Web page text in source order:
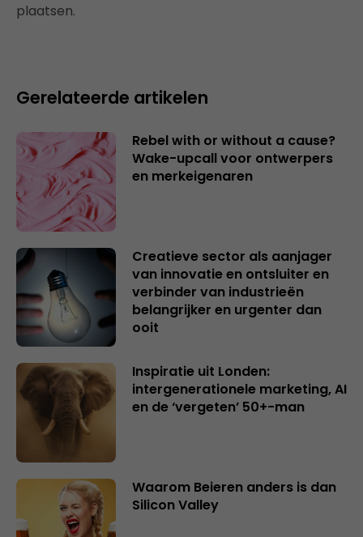
plaatsen.
Gerelateerde artikelen
Rebel with or without a cause?
Wake-upcall voor ontwerpers
en merkeigenaren
Creatieve sector als aanjager
van innovatie en ontsluiter en
verbinder van industrieën
belangrijker en urgenter dan
ooit
Inspiratie uit Londen:
intergenerationele marketing, AI
en de ‘vergeten’ 50+-man
Waarom Beieren anders is dan
Silicon Valley